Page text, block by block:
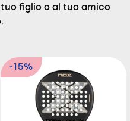
figlio o al tuo amico
-15%